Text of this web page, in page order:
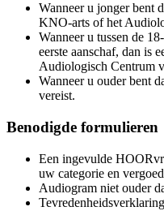
Wanneer u jonger bent
KNO-arts of het
Wanneer u tussen de
eerste aanschaf, dan is
Audiologisch Centrum
Wanneer u ouder bent
vereist.
Benodigde formulieren
Een ingevulde
uw categorie en
Audiogram niet ouder